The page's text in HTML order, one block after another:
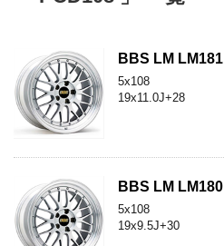
BBS LM LM181
5x108
19x11.0J+28
BBS LM LM180
5x108
19x9.5J+30